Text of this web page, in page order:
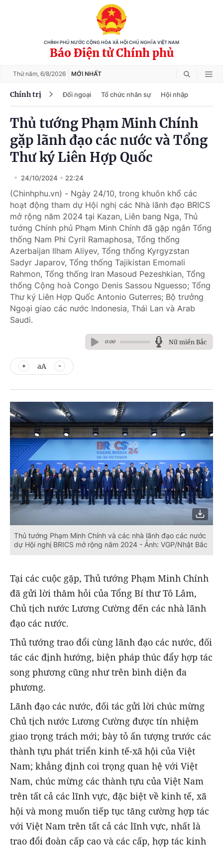
CHÍNH PHỦ NƯỚC CỘNG HÒA XÃ HỘI CHỦ NGHĨA VIỆT NAM
Báo Điện tử Chính phủ
Thứ năm, 6/8/2026 MỚI NHẤT
Chính trị Đối ngoại Tổ chức nhân sự Hội nhập
Thủ tướng Phạm Minh Chính
gặp lãnh đạo các nước và Tổng
Thư ký Liên Hợp Quốc
24/10/2024 22:24
(Chinhphu.vn) - Ngày 24/10, trong khuôn khổ các
hoạt động tham dự Hội nghị các Nhà lãnh đạo BRICS
mở rộng năm 2024 tại Kazan, Liên bang Nga, Thủ
tướng Chính phủ Phạm Minh Chính đã gặp ngắn Tổng
thống Nam Phi Cyril Ramaphosa, Tổng thống
Azerbaijan Ilham Aliyev, Tổng thống Kyrgyzstan
Sadyr Japarov, Tổng thống Tajikistan Emomali
Rahmon, Tổng thống Iran Masoud Pezeshkian, Tổng
thống Cộng hoà Congo Denis Sassou Nguesso; Tổng
Thư ký Liên Hợp Quốc Antonio Guterres; Bộ trưởng
Ngoại giao các nước Indonesia, Thái Lan và Arab
Saudi.
0:00 Nữ miền Bắc
aA
Thủ tướng Phạm Minh Chính và các nhà lãnh đạo các nước
dự Hội nghị BRICS mở rộng năm 2024 - Ảnh: VGP/Nhật Bắc
Tại các cuộc gặp, Thủ tướng Phạm Minh Chính
đã gửi lời thăm hỏi của Tổng Bí thư Tô Lâm,
Chủ tịch nước Lương Cường đến các nhà lãnh
đạo các nước.
Thủ tướng trao đổi cùng lãnh đạo các nước, đối
tác các định hướng, biện pháp thúc đẩy hợp tác
song phương cũng như trên bình diện đa
phương.
Lãnh đạo các nước, đối tác gửi lời chúc mừng
Chủ tịch nước Lương Cường được tín nhiệm
giao trọng trách mới; bày tỏ ấn tượng trước các
thành tựu phát triển kinh tế-xã hội của Việt
Nam; khẳng định coi trọng quan hệ với Việt
Nam, chúc mừng các thành tựu của Việt Nam
trên tất cả các lĩnh vực, đặc biệt về kinh tế, xã
hội và mong muốn tiếp tục tăng cường hợp tác
với Việt Nam trên tất cả các lĩnh vực, nhất là
trao đổi đoàn cấp cao và các cấp, hợp tác kinh